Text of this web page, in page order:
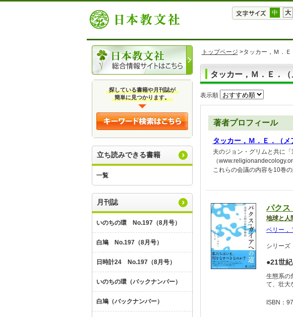
中 大
探している書籍や月刊誌が
簡単に見つかります。
立ち読みできる書籍
一覧
月刊誌
いのちの環 No.197（8月号）
白鳩 No.197（8月号）
日時計24 No.197（8月号）
いのちの環（バックナンバー）
白鳩（バックナンバー）
トップページ >タッカー，Ｍ．Ｅ
タッカー，Ｍ．Ｅ．（
表示順
著者プロフィール
タッカー，Ｍ．Ｅ．（メ
夫のジョン・グリムと共に
（
これらの会議の内容を10巻
パクス
地球と人
ベリー，
シリーズ
●21世
生態系の
て、壮大
ISBN：